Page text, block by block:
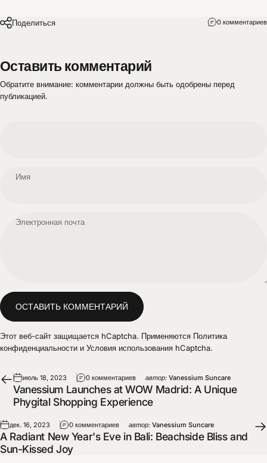
Поделиться 0 комментариев
Оставить комментарий
Обратите внимание: комментарии должны быть одобрены перед
публикацией.
Имя
Электронная почта
Сообщение
ОСТАВИТЬ КОММЕНТАРИЙ
Этот веб-сайт защищается hCaptcha. Применяются Политика
конфиденциальности и Условия использования hCaptcha.
июль 18, 2023 0 комментариев автор: Vanessium Suncare
Vanessium Launches at WOW Madrid: A Unique
Phygital Shopping Experience
дек. 16, 2023 0 комментариев автор: Vanessium Suncare
A Radiant New Year's Eve in Bali: Beachside Bliss and
Sun-Kissed Joy